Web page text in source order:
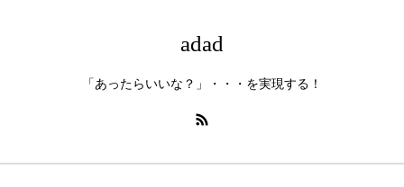
adad
「あったらいいな？」・・・を実現する！